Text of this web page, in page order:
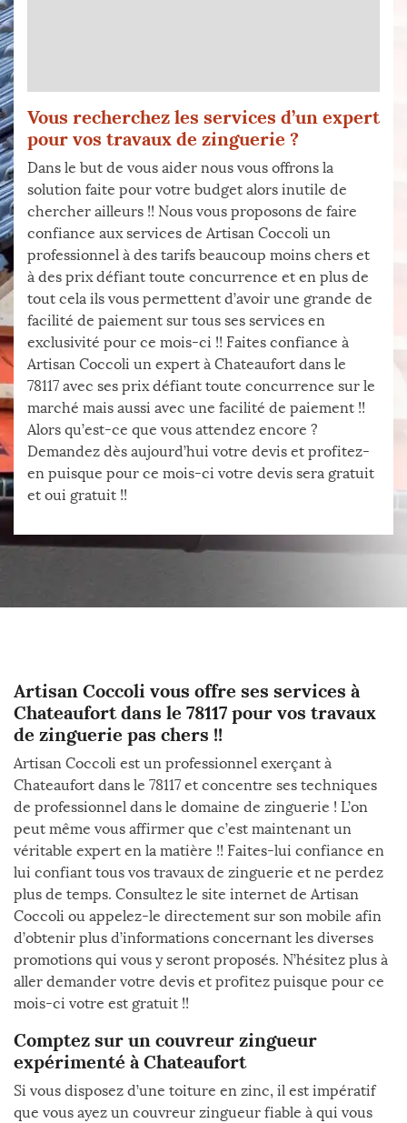
Vous recherchez les services d’un expert
pour vos travaux de zinguerie ?
Dans le but de vous aider nous vous offrons la
solution faite pour votre budget alors inutile de
chercher ailleurs !! Nous vous proposons de faire
confiance aux services de Artisan Coccoli un
professionnel à des tarifs beaucoup moins chers et
à des prix défiant toute concurrence et en plus de
tout cela ils vous permettent d’avoir une grande de
facilité de paiement sur tous ses services en
exclusivité pour ce mois-ci !! Faites confiance à
Artisan Coccoli un expert à Chateaufort dans le
78117 avec ses prix défiant toute concurrence sur le
marché mais aussi avec une facilité de paiement !!
Alors qu’est-ce que vous attendez encore ?
Demandez dès aujourd’hui votre devis et profitez-
en puisque pour ce mois-ci votre devis sera gratuit
et oui gratuit !!
Artisan Coccoli vous offre ses services à
Chateaufort dans le 78117 pour vos travaux
de zinguerie pas chers !!
Artisan Coccoli est un professionnel exerçant à
Chateaufort dans le 78117 et concentre ses techniques
de professionnel dans le domaine de zinguerie ! L’on
peut même vous affirmer que c’est maintenant un
véritable expert en la matière !! Faites-lui confiance en
lui confiant tous vos travaux de zinguerie et ne perdez
plus de temps. Consultez le site internet de Artisan
Coccoli ou appelez-le directement sur son mobile afin
d’obtenir plus d’informations concernant les diverses
promotions qui vous y seront proposés. N’hésitez plus à
aller demander votre devis et profitez puisque pour ce
mois-ci votre est gratuit !!
Comptez sur un couvreur zingueur
expérimenté à Chateaufort
Si vous disposez d’une toiture en zinc, il est impératif
que vous ayez un couvreur zingueur fiable à qui vous